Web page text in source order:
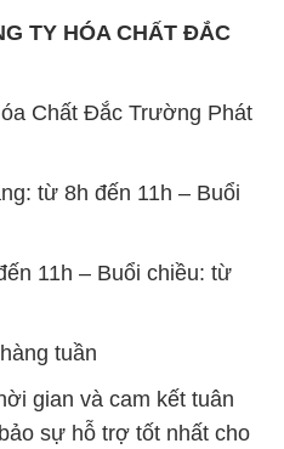
TY HÓA CHẤT ĐẮC
Chất Đắc Trường Phát
từ 8h đến 11h – Buổi
11h – Buổi chiều: từ
tuần
gian và cam kết tuân
sự hỗ trợ tốt nhất cho